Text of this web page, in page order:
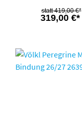
319,00 €*
419,00 €*